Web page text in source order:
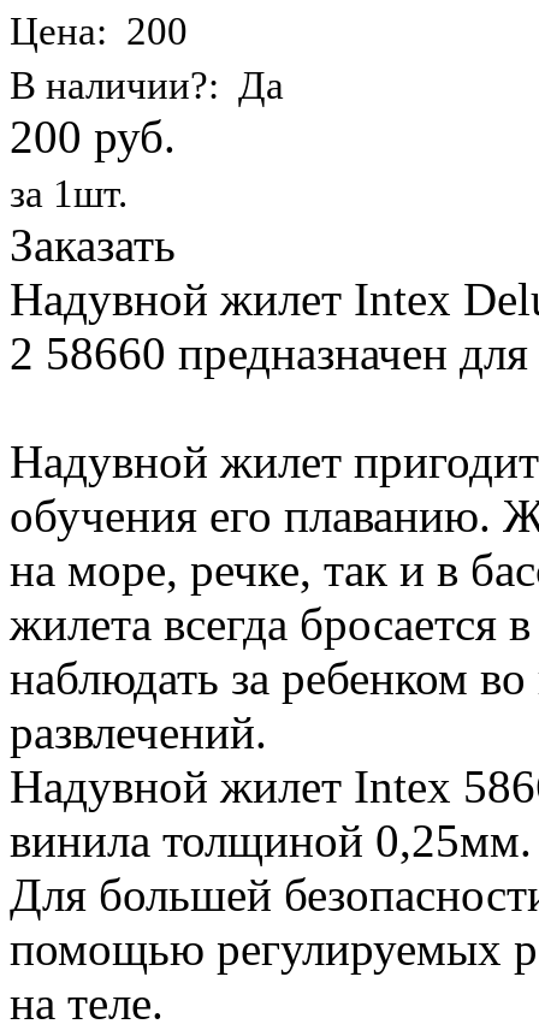
Цена: 200
В наличии?: Да
200 руб.
за 1шт.
Заказать
Надувной жилет Intex
2 58660 предназначен
Надувной жилет
обучения его плаванию.
на море, речке, так и в
жилета всегда бросается
наблюдать за ребенком
развлечений.
Надувной жилет Intex
винила толщиной 0,25мм.
Для большей
помощью регулируемых
на теле.